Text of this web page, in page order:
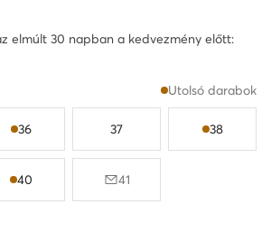
elmúlt 30 napban a kedvezmény előtt:
Utolsó darabok
36 37 38
40 41